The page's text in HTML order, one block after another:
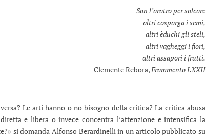
Son l’aratro per solcare
altri cosparga i semi,
altri èduchi gli steli,
altri vagheggi i fiori,
altri assapori i frutti.
Clemente Rebora,Frammento LXXII
Le arti hanno o no bisogno della critica? La critica abusa
e libera o invece concentra l’attenzione e intensifica la
si domanda Alfonso Berardinelli in un articolo pubblicato su